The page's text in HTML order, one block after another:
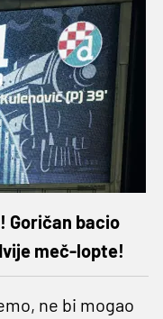
Goričan bacio
meč-lopte!
ne bi mogao